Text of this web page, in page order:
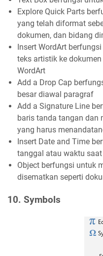
Explore Quick Parts
yang telah diformat
dokumen, dan bidang
Insert WordArt
teks artistik ke
WordArt
Add a Drop Cap
besar diawal paragraf
Add a Signature Line
baris tanda tangan dan
yang harus
Insert Date and Time
tanggal atau waktu
Object berfungsi untuk
disematkan seperti
10. Symbols